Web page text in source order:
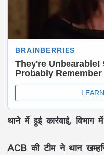
थाने में हुई कार्रवाई,
ACB की टीम ने थान